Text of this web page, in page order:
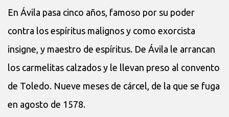
En Ávila pasa cinco años, famoso por su poder
contra los espíritus malignos y como exorcista
insigne, y maestro de espíritus. De Ávila le arrancan
los carmelitas calzados y le llevan preso al convento
de Toledo. Nueve meses de cárcel, de la que se fuga
en agosto de 1578.